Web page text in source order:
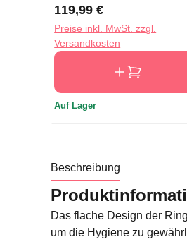
Regulärer Preis:
119,99 €
Preise inkl. MwSt. zzgl.
Versandkosten
Auf Lager
Beschreibung
Das flache Design der
um die Hygiene zu